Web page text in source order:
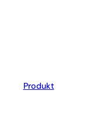
Produkt